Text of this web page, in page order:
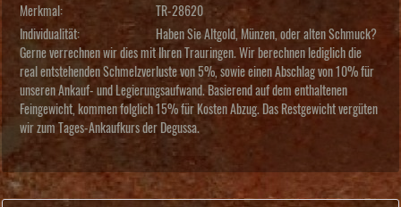
Merkmal:
TR-28620
Individualität:
Haben Sie Altgold, Münzen, oder alten Schmuck?
Gerne verrechnen wir dies mit Ihren Trauringen. Wir berechnen lediglich die
real entstehenden Schmelzverluste von 5%, sowie einen Abschlag von 10% für
unseren Ankauf- und Legierungsaufwand. Basierend auf dem enthaltenen
Feingewicht, kommen folglich 15% für Kosten Abzug. Das Restgewicht vergüten
wir zum Tages-Ankaufkurs der Degussa.